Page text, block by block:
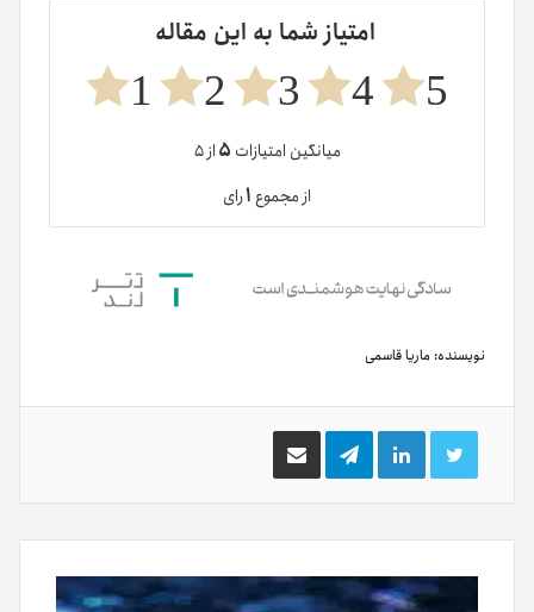
امتیاز شما به این مقاله
5
4
3
2
1
میانگین امتیازات ۵از ۵
از مجموع۱رای
نویسنده: ماریا قاسمی
توییتر لینکدینتلگرام اشتراک
گذاری
ایمیل